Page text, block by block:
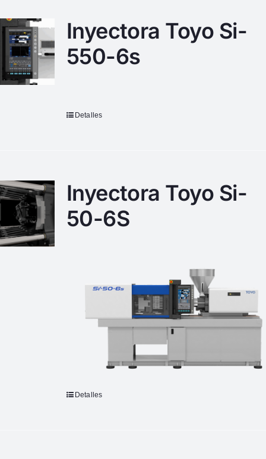
Inyectora Toyo Si-
550-6s
Detalles
Inyectora Toyo Si-
50-6S
Detalles